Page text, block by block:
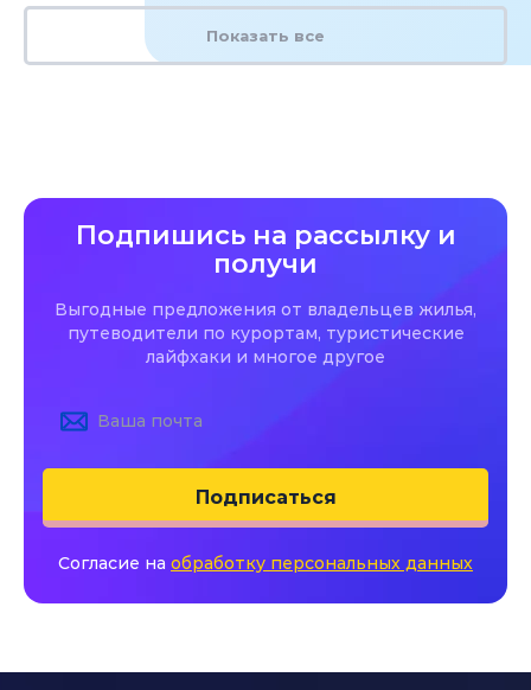
Показать все
Подпишись на рассылку и
получи
Выгодные предложения от владельцев жилья,
путеводители по курортам, туристические
лайфхаки и многое другое
Подписаться
Согласие на обработку персональных данных